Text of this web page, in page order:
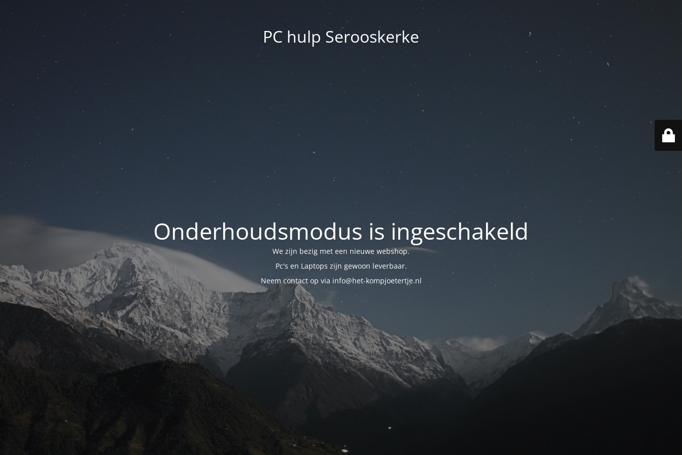
PC hulp Serooskerke
Onderhoudsmodus is ingeschakeld
We zijn bezig met een nieuwe webshop.
Pc's en Laptops zijn gewoon leverbaar.
Neem contact op via info@het-kompjoetertje.nl